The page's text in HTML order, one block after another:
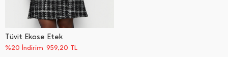
Tüvit Ekose Etek
%20 İndirim 959,20 TL